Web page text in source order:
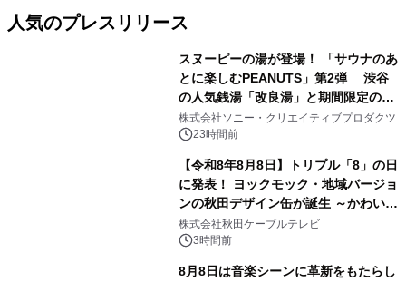
人気のプレスリリース
スヌーピーの湯が登場！ 「サウナのあ
とに楽しむPEANUTS」第2弾 渋谷
の人気銭湯「改良湯」と期間限定のコ
ラボレーション サウナイキタイコラ
ボグッズも発売決定！
株式会社ソニー・クリエイティブプロダクツ
23時間前
【令和8年8月8日】トリプル「8」の日
に発表！ ヨックモック・地域バージョ
ンの秋田デザイン缶が誕生 ～かわいい
秋田犬の子犬と秋田の四季と名所を巡
るパッケージ～ 9月1日(火)秋田県内で
株式会社秋田ケーブルテレビ
3時間前
8月8日は音楽シーンに革新をもたらし